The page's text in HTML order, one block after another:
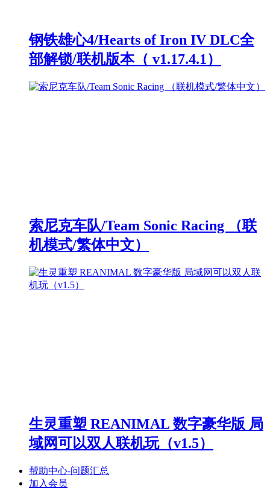
钢铁雄心4/Hearts of Iron IV DLC全
部解锁/联机版本（ v1.17.4.1）
索尼克车队/Team Sonic Racing （联
机模式/繁体中文）
生灵重塑 REANIMAL 数字豪华版 局
域网可以双人联机玩（v1.5）
帮助中心-问题汇总
加入会员